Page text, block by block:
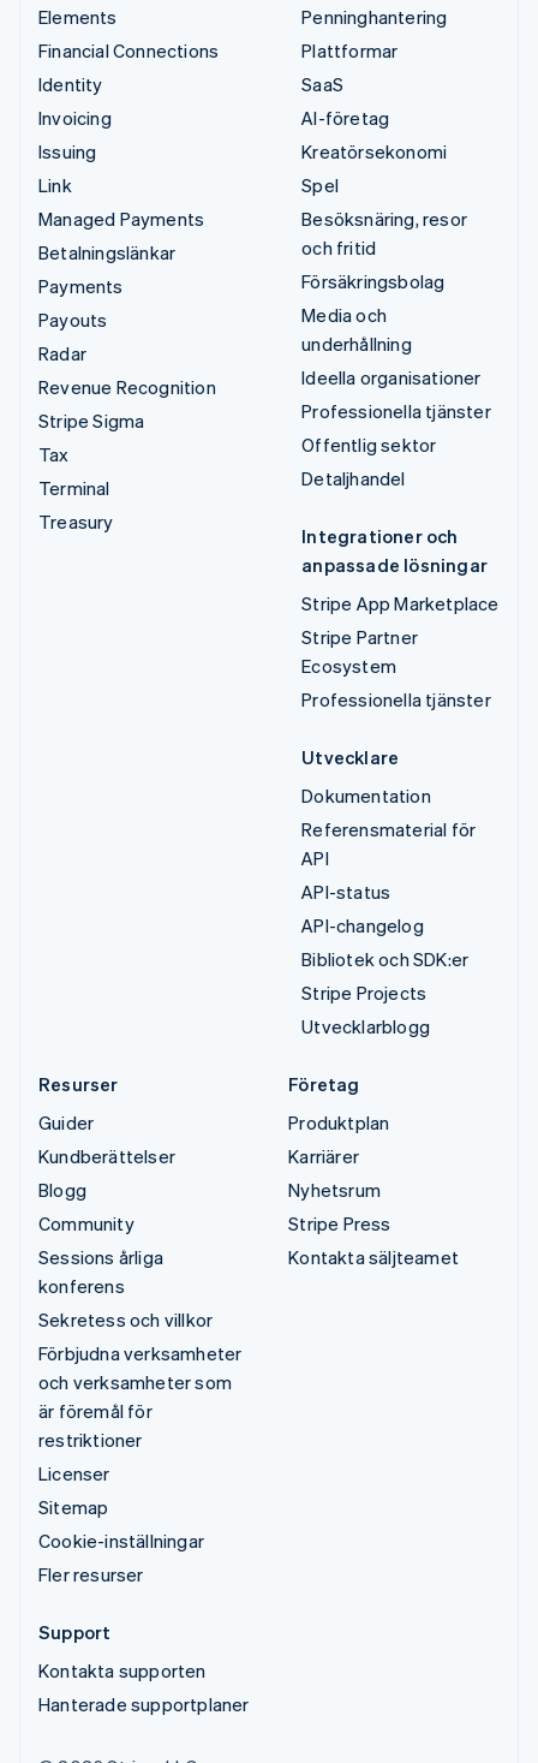
Elements
Financial Connections
Identity
Invoicing
Issuing
Link
Managed Payments
Betalningslänkar
Payments
Payouts
Radar
Revenue Recognition
Stripe Sigma
Tax
Terminal
Treasury
Penninghantering
Plattformar
SaaS
AI-företag
Kreatörsekonomi
Spel
Besöksnäring, resor
och fritid
Försäkringsbolag
Media och
underhållning
Ideella organisationer
Professionella tjänster
Offentlig sektor
Detaljhandel
Integrationer och
anpassade lösningar
Stripe App Marketplace
Stripe Partner
Ecosystem
Professionella tjänster
Utvecklare
Dokumentation
Referensmaterial för
API
API-status
API-changelog
Bibliotek och SDK:er
Stripe Projects
Utvecklarblogg
Resurser
Guider
Kundberättelser
Blogg
Community
Sessions årliga
konferens
Sekretess och villkor
Förbjudna verksamheter
och verksamheter som
är föremål för
restriktioner
Licenser
Sitemap
Cookie-inställningar
Fler resurser
Företag
Produktplan
Karriärer
Nyhetsrum
Stripe Press
Kontakta säljteamet
Support
Kontakta supporten
Hanterade supportplaner